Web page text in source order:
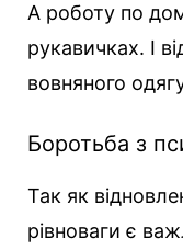
А роботу по
рукавичках. І
вовняного
Боротьба з
Так як
рівноваги є